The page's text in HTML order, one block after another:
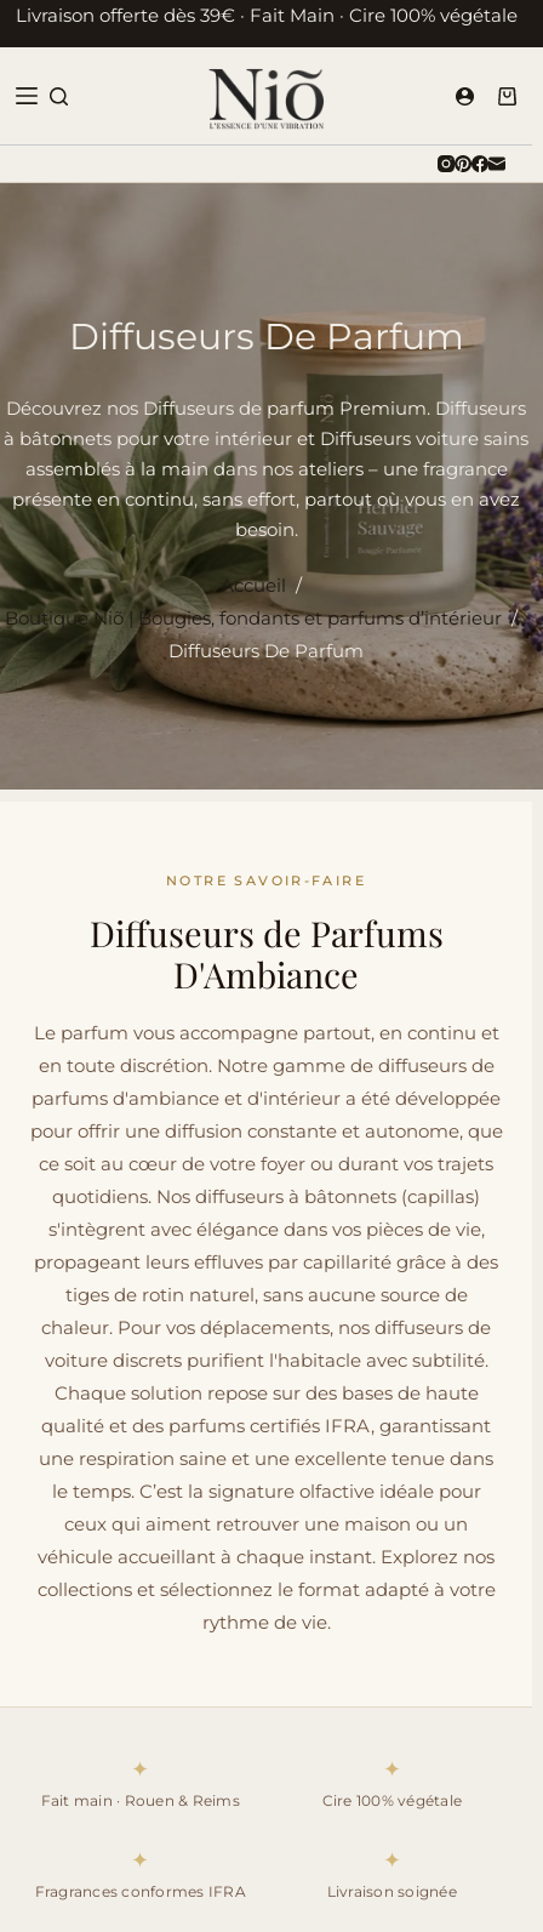
Passer
au
Livraison offerte dès 39€ · Fait Main · Cire 100% végétale
Diffuseurs De Parfum
Découvrez nos Diffuseurs de parfum Premium. Diffuseurs
à bâtonnets pour votre intérieur et Diffuseurs voiture sains
assemblés à la main dans nos ateliers – une fragrance
présente en continu, sans effort, partout où vous en avez
besoin.
Accueil /
Boutique Niõ | Bougies, fondants et parfums d’intérieur /
Diffuseurs De Parfum
NOTRE SAVOIR-FAIRE
Diffuseurs de Parfums
D'Ambiance
Le parfum vous accompagne partout, en continu et
en toute discrétion. Notre gamme de diffuseurs de
parfums d'ambiance et d'intérieur a été développée
pour offrir une diffusion constante et autonome, que
ce soit au cœur de votre foyer ou durant vos trajets
quotidiens. Nos diffuseurs à bâtonnets (capillas)
s'intègrent avec élégance dans vos pièces de vie,
propageant leurs effluves par capillarité grâce à des
tiges de rotin naturel, sans aucune source de
chaleur. Pour vos déplacements, nos diffuseurs de
voiture discrets purifient l'habitacle avec subtilité.
Chaque solution repose sur des bases de haute
qualité et des parfums certifiés IFRA, garantissant
une respiration saine et une excellente tenue dans
le temps. C’est la signature olfactive idéale pour
ceux qui aiment retrouver une maison ou un
véhicule accueillant à chaque instant. Explorez nos
collections et sélectionnez le format adapté à votre
rythme de vie.
✦
Fait main · Rouen & Reims
✦
Cire 100% végétale
✦
Fragrances conformes IFRA
✦
Livraison soignée